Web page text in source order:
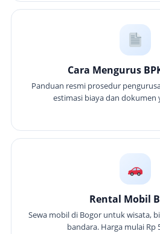
Cara Mengurus
Panduan resmi prosedur
estimasi biaya dan dokumen
Rental Mobil
Sewa mobil di Bogor untuk wisata,
bandara. Harga mulai Rp